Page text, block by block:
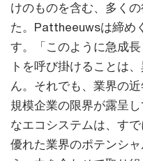
けのものを含む、多く
た。Pattheeuwsは締め
す。「このように急成
トを呼び掛けることは
ん。それでも、業界の
規模企業の限界が露呈
なエコシステムは、す
優れた業界のポテンシ